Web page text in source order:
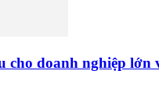
cho doanh nghiệp lớn